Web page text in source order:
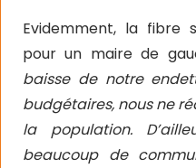
Evidemment, la fibre
pour un maire de
baisse de notre
budgétaires, nous ne
la population.
beaucoup de